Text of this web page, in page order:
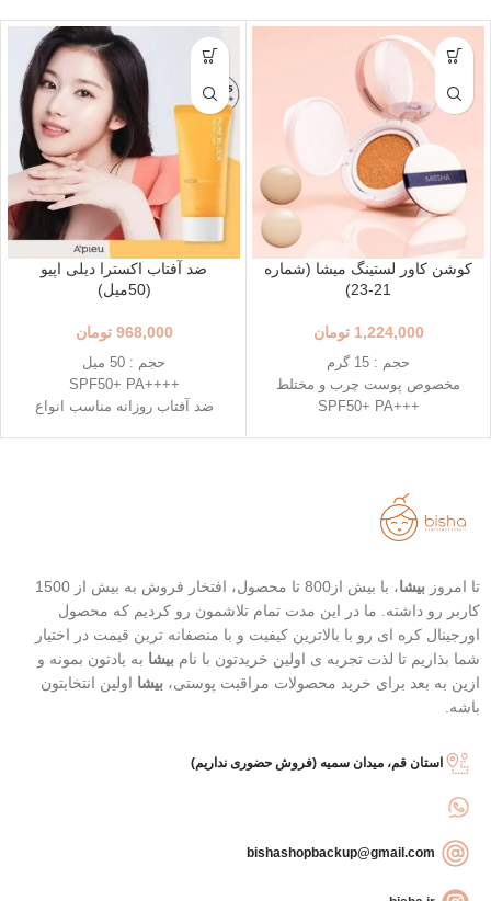
کوشن کاور لستینگ میشا (شماره
21-23)
1,224,000 تومان
حجم : 15 گرم
مخصوص پوست چرب و مختلط
+++SPF50+ PA
قابل حمل
بهترین گزینه برای تمدید ضد آفتاب
ضد آفتاب اکسترا دیلی اپیو
(50میل)
968,000 تومان
حجم : 50 میل
++++SPF50+ PA
ضد آفتاب روزانه مناسب انواع
تا امروز بیشا
، با بیش از800 تا محصول، افتخار فروش به بیش از 1500
کاربر رو داشته. ما در این مدت تمام تلاشمون رو کردیم که محصول
اورجینال کره ای رو با بالاترین کیفیت و با منصفانه ترین قیمت در اختیار
شما بذاریم تا لذت تجربه ی اولین خریدتون با نام بیشا به یادتون بمونه و
ازین به بعد برای خرید محصولات مراقبت پوستی، بیشا اولین انتخابتون
باشه.
استان قم، میدان سمیه (فروش حضوری نداریم)